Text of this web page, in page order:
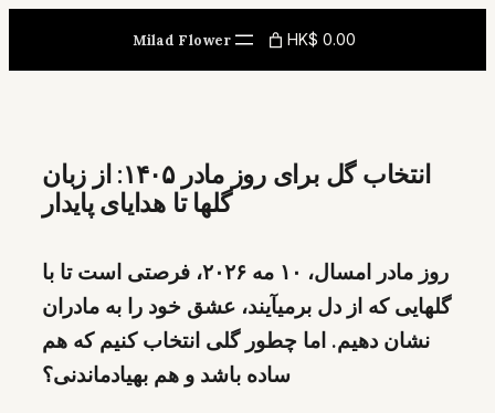
content
Milad Flower HK$ 0.00
انتخاب گل برای روز مادر ۱۴۰۵: از زبان
گلها تا هدایای پایدار
روز مادر امسال، ۱۰ مه ۲۰۲۶، فرصتی است تا با
گلهایی که از دل برمیآیند، عشق خود را به مادران
نشان دهیم. اما چطور گلی انتخاب کنیم که هم
ساده باشد و هم بهیادماندنی؟